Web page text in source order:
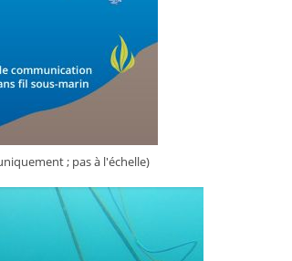
; pas à l'échelle)